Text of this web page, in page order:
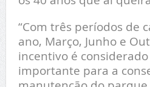
“Com três períodos de
ano, Março, Junho e
incentivo é
importante para a